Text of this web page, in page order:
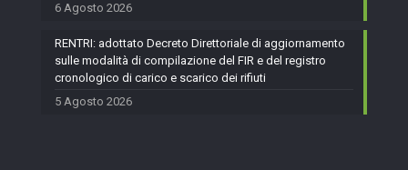
6 Agosto 2026
RENTRI: adottato Decreto Direttoriale di aggiornamento
sulle modalità di compilazione del FIR e del registro
cronologico di carico e scarico dei rifiuti
5 Agosto 2026